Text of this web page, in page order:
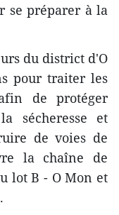
se préparer à la
du district d'O
pour traiter les
de protéger
sécheresse et
de voies de
la chaîne de
lot B - O Mon et